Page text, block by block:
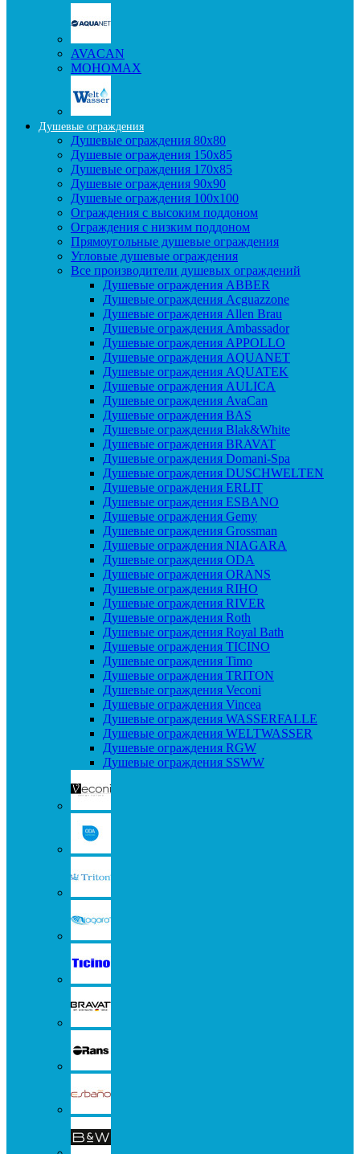
AVACAN
МОНОМАХ
Душевые ограждения
Душевые ограждения 80x80
Душевые ограждения 150x85
Душевые ограждения 170x85
Душевые ограждения 90x90
Душевые ограждения 100x100
Ограждения с высоким поддоном
Ограждения с низким поддоном
Прямоугольные душевые ограждения
Угловые душевые ограждения
Все производители душевых ограждений
Душевые ограждения ABBER
Душевые ограждения Acguazzone
Душевые ограждения Allen Brau
Душевые ограждения Ambassador
Душевые ограждения APPOLLO
Душевые ограждения AQUANET
Душевые ограждения AQUATEK
Душевые ограждения AULICA
Душевые ограждения AvaCan
Душевые ограждения BAS
Душевые ограждения Blak&White
Душевые ограждения BRAVAT
Душевые ограждения Domani-Spa
Душевые ограждения DUSCHWELTEN
Душевые ограждения ERLIT
Душевые ограждения ESBANO
Душевые ограждения Gemy
Душевые ограждения Grossman
Душевые ограждения NIAGARA
Душевые ограждения ODA
Душевые ограждения ORANS
Душевые ограждения RIHO
Душевые ограждения RIVER
Душевые ограждения Roth
Душевые ограждения Royal Bath
Душевые ограждения TICINO
Душевые ограждения Timo
Душевые ограждения TRITON
Душевые ограждения Veconi
Душевые ограждения Vincea
Душевые ограждения WASSERFALLE
Душевые ограждения WELTWASSER
Душевые ограждения RGW
Душевые ограждения SSWW